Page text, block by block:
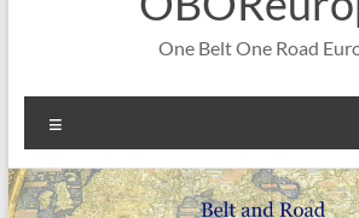
One Belt One Road